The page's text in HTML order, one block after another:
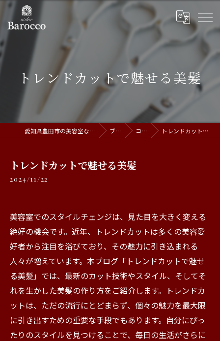
トレンドカットで魅せる美髪
愛知県豊田市の美容室ならatelier Barocco ブログ コラム トレンドカットで魅せる美髪
トレンドカットで魅せる美髪
2024/11/22
美容室でのスタイルチェンジは、見た目を大きく変える
絶好の機会です。近年、トレンドカットは多くの美容愛
好者から注目を浴びており、その魅力に引き込まれる
人々が増えています。本ブログ「トレンドカットで魅せ
る美髪」では、最新のカット技術やスタイル、そしてそ
れを生かした美髪の作り方をご紹介します。トレンドカ
ットは、ただの流行にとどまらず、個々の魅力を最大限
に引き出すための重要な手段でもあります。自分にぴっ
たりのスタイルを見つけることで、毎日の生活がさらに